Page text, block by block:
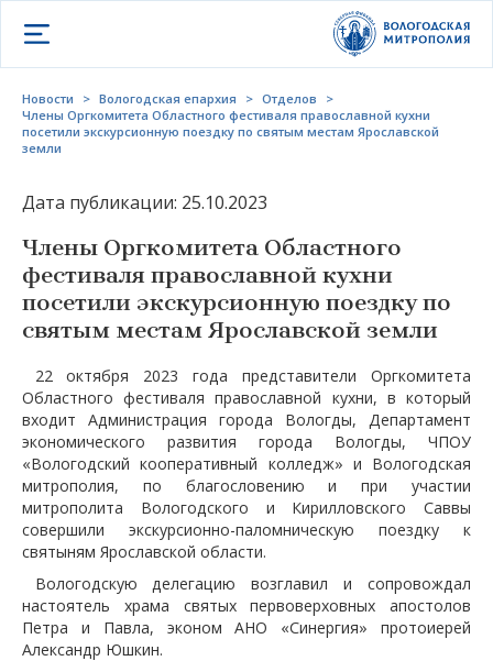
Открыть меню
Новости > Вологодская епархия > Отделов
>
Члены Оргкомитета Областного фестиваля православной кухни
посетили экскурсионную поездку по святым местам Ярославской
земли
Дата публикации: 25.10.2023
Члены Оргкомитета Областного
фестиваля православной кухни
посетили экскурсионную поездку по
святым местам Ярославской земли
22 октября 2023 года представители Оргкомитета
Областного фестиваля православной кухни, в который
входит Администрация города Вологды, Департамент
экономического развития города Вологды, ЧПОУ
«Вологодский кооперативный колледж» и Вологодская
митрополия, по благословению и при участии
митрополита Вологодского и Кирилловского Саввы
совершили экскурсионно-паломническую поездку к
святыням Ярославской области.
Вологодскую делегацию возглавил и сопровождал
настоятель храма святых первоверховных апостолов
Петра и Павла, эконом АНО «Синергия» протоиерей
Александр Юшкин.